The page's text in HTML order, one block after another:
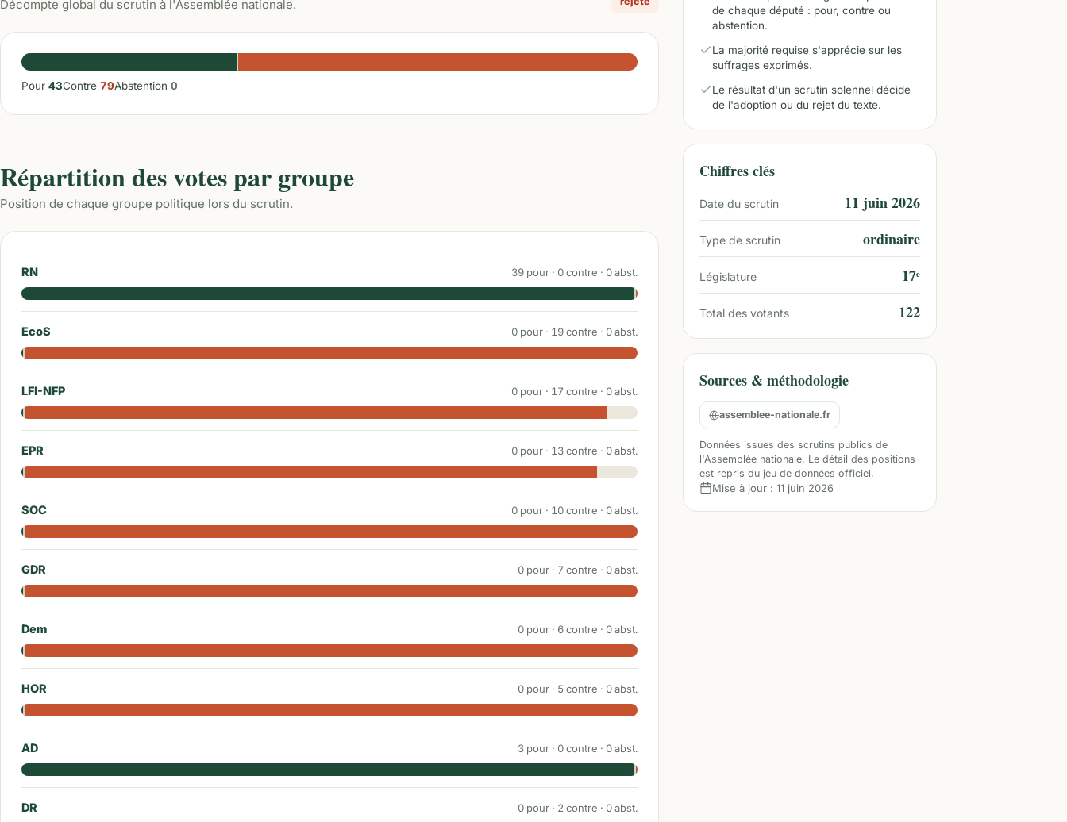
Décompte global du scrutin à l'Assemblée nationale.
Pour 43Contre 79Abstention 0
Répartition des votes par groupe
Position de chaque groupe politique lors du scrutin.
RN 39 pour · 0contre · 0abst.
EcoS 0 pour · 19contre · 0abst.
LFI-NFP 0 pour · 17contre · 0abst.
EPR 0 pour · 13contre · 0abst.
SOC 0 pour · 10contre · 0abst.
GDR 0 pour · 7contre · 0abst.
Dem 0 pour · 6contre · 0abst.
HOR 0 pour · 5contre · 0abst.
AD 3 pour · 0contre · 0abst.
DR 0 pour · 2 contre · 0abst.
de chaque député : pour, contre ou
abstention.
La majorité requise s'apprécie sur les
suffrages exprimés.
Le résultat d'un scrutin solennel décide
de l'adoption ou du rejet du texte.
Chiffres clés
Date du scrutin 11 juin 2026
Type de scrutin ordinaire
Législature 17ᵉ
Total des votants 122
Sources & méthodologie
assemblee-nationale.fr
Données issues des scrutins publics de
l'Assemblée nationale. Le détail des positions
est repris du jeu de données officiel.
Mise à jour : 11 juin 2026